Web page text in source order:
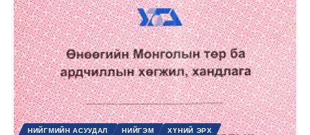
НИЙГМИЙН АСУУДАЛ НИЙГЭМ
ХҮНИЙ ЭРХ